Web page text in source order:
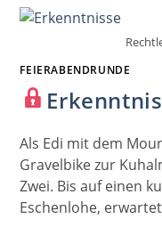
FEIERABENDRUNDE
Als Edi mit dem
Gravelbike zur
Zwei. Bis auf einen
Eschenlohe,